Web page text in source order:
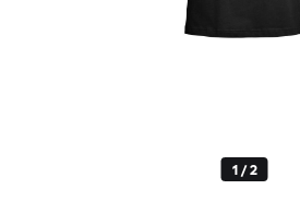
1 / 2